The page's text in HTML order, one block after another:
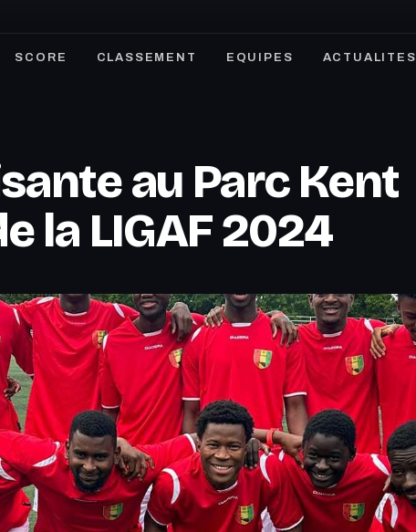
SCORE CLASSEMENT EQUIPES ACTUALITES
au Parc Kent
la LIGAF 2024